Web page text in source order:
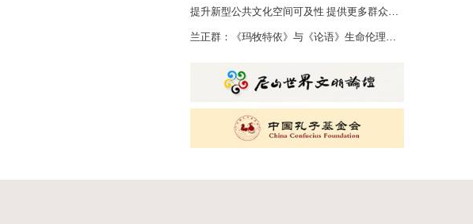
提升新型公共文化空间可及性 提供更多群众身边的文化服务
兰正群：《玛牧特依》与《论语》生命伦理的认知共性